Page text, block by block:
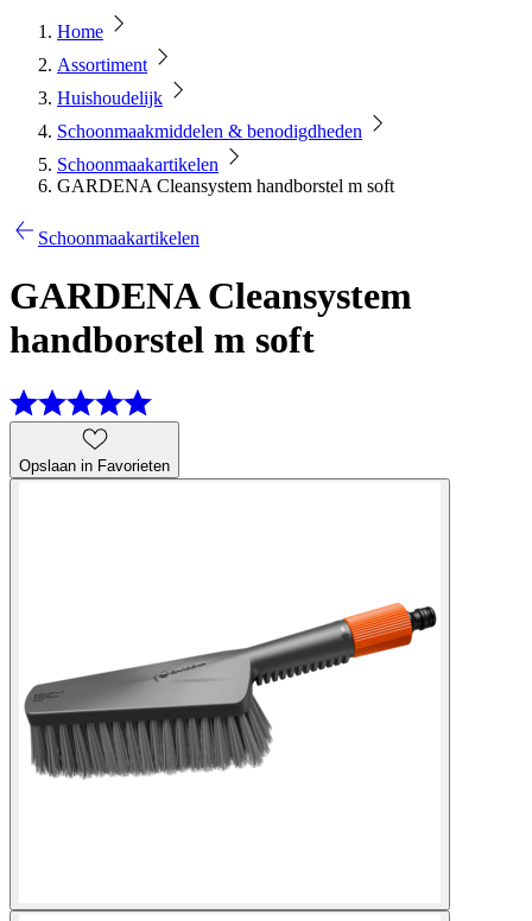
Home
Assortiment
Huishoudelijk
Schoonmaakmiddelen & benodigdheden
Schoonmaakartikelen
GARDENA Cleansystem handborstel m soft
Schoonmaakartikelen
GARDENA Cleansystem
handborstel m soft
Opslaan in Favorieten